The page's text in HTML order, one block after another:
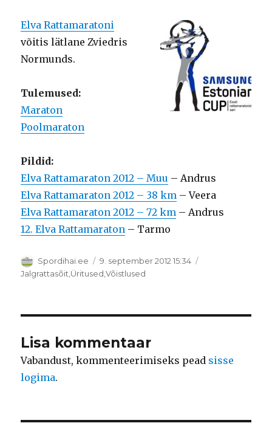
Elva Rattamaratoni
võitis lätlane Zviedris
Normunds.
Tulemused:
Maraton
Poolmaraton
Pildid:
Elva Rattamaraton 2012 – Muu – Andrus
Elva Rattamaraton 2012 – 38 km – Veera
Elva Rattamaraton 2012 – 72 km – Andrus
12. Elva Rattamaraton – Tarmo
Autor
Spordihai.ee Postitatud
9. september 2012 15:34
Rubriigid
Jalgrattasõit,Üritused,Võistlused
Lisa kommentaar
Vabandust, kommenteerimiseks pead sisse
logima.